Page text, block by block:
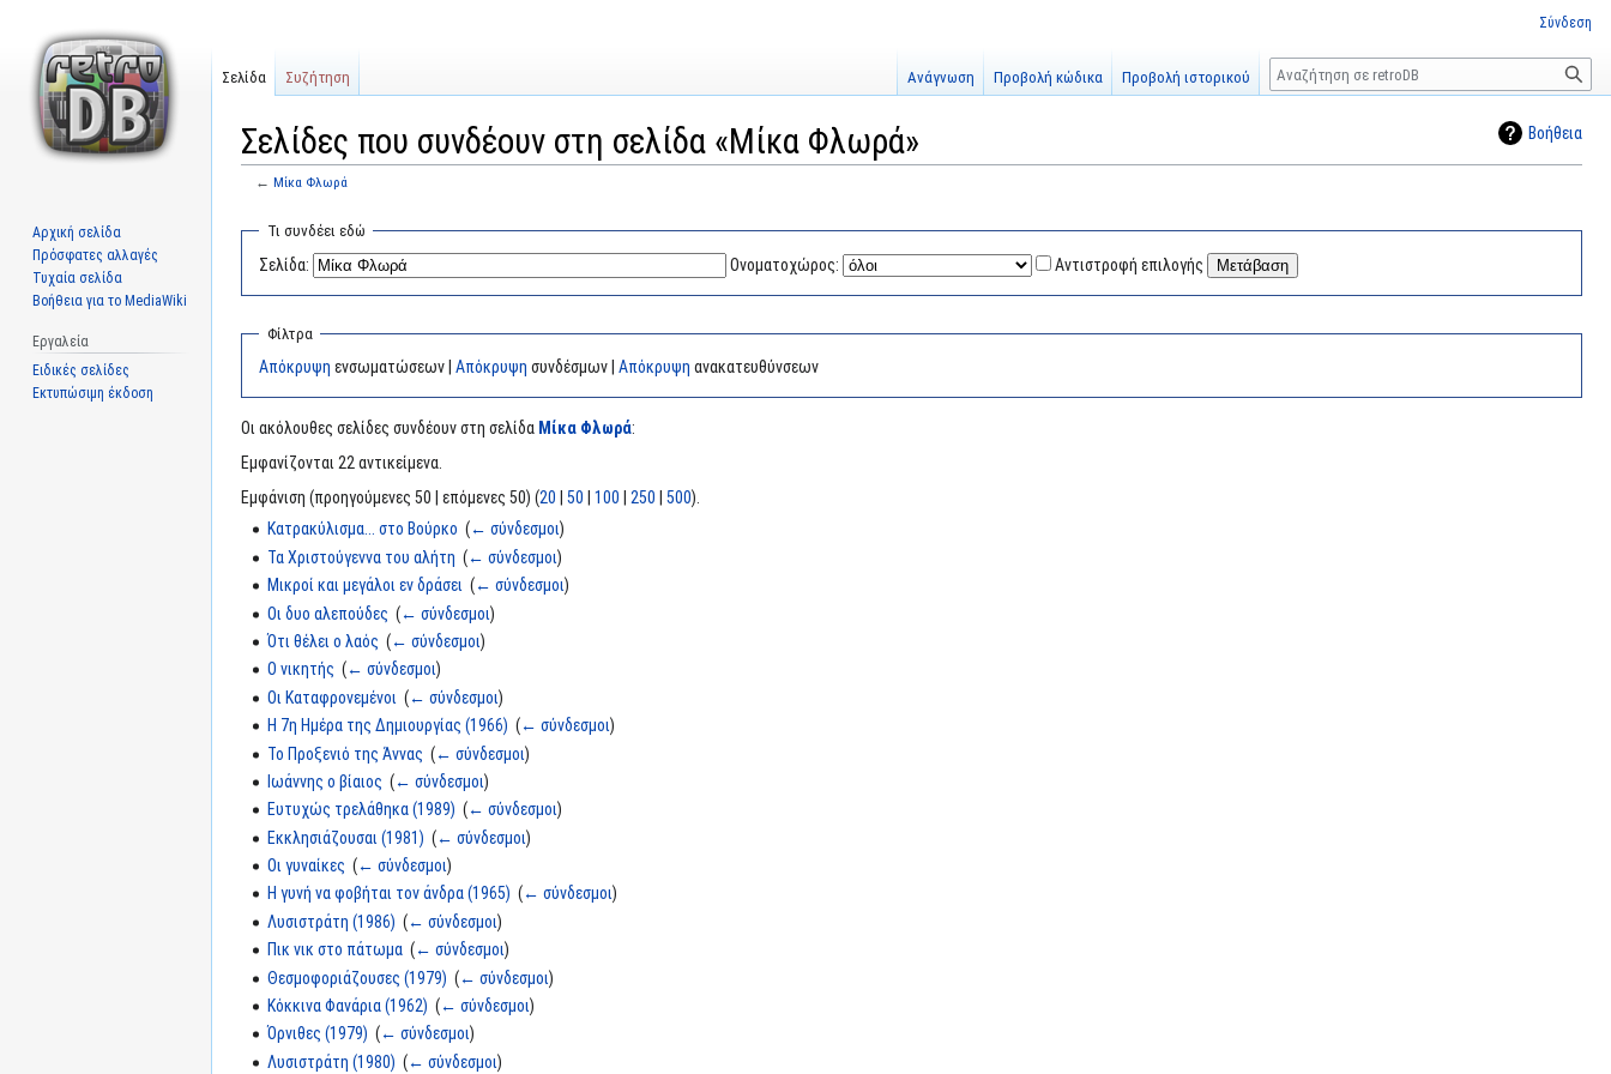
Βοήθεια
Σελίδες που συνδέουν στη σελίδα «Μίκα Φλωρά»
← Μίκα Φλωρά
Μετάβαση
πλοήγηση
Πήδηση
αναζήτηση
Τι συνδέει εδώ
Σελίδα: Ονοματοχώρος: Αντιστροφή επιλογής
Φίλτρα
Απόκρυψη ενσωματώσεων | Απόκρυψη συνδέσμων | Απόκρυψη ανακατευθύνσεων
Οι ακόλουθες σελίδες συνδέουν στη σελίδα Μίκα Φλωρά:
Εμφανίζονται 22 αντικείμενα.
Εμφάνιση (προηγούμενες 50 | επόμενες 50) (20 50 100 250 500).
Κατρακύλισμα... στο Βούρκο ‎(← σύνδεσμοι)
Τα Χριστούγεννα του αλήτη ‎(← σύνδεσμοι)
Μικροί και μεγάλοι εν δράσει ‎(← σύνδεσμοι)
Οι δυο αλεπούδες ‎(← σύνδεσμοι)
Ότι θέλει ο λαός ‎(← σύνδεσμοι)
Ο νικητής ‎(← σύνδεσμοι)
Οι Καταφρονεμένοι ‎(← σύνδεσμοι)
Η 7η Ημέρα της Δημιουργίας (1966) ‎(← σύνδεσμοι)
Το Προξενιό της Άννας ‎(← σύνδεσμοι)
Ιωάννης ο βίαιος ‎(← σύνδεσμοι)
Ευτυχώς τρελάθηκα (1989) ‎(← σύνδεσμοι)
Εκκλησιάζουσαι (1981) ‎(← σύνδεσμοι)
Οι γυναίκες ‎(← σύνδεσμοι)
Η γυνή να φοβήται τον άνδρα (1965) ‎(← σύνδεσμοι)
Λυσιστράτη (1986) ‎(← σύνδεσμοι)
Πικ νικ στο πάτωμα ‎(← σύνδεσμοι)
Θεσμοφοριάζουσες (1979) ‎(← σύνδεσμοι)
Κόκκινα Φανάρια (1962) ‎(← σύνδεσμοι)
Όρνιθες (1979) ‎(← σύνδεσμοι)
Λυσιστράτη (1980) ‎(← σύνδεσμοι)
Σύνδεση
Σελίδα Συζήτηση Ανάγνωση Προβολή κώδικα Προβολή ιστορικού
Αναζήτηση
Αρχική σελίδα
Πρόσφατες αλλαγές
Τυχαία σελίδα
Βοήθεια για το MediaWiki
Εργαλεία
Ειδικές σελίδες
Εκτυπώσιμη έκδοση